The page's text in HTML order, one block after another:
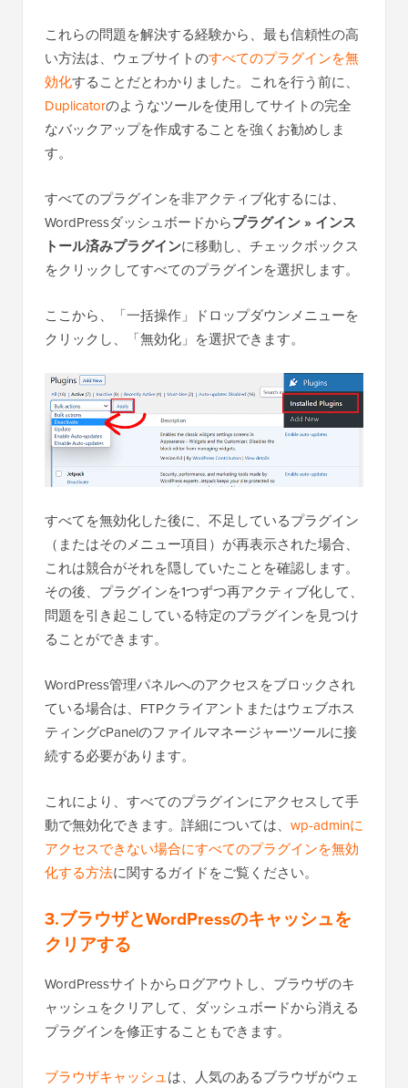
これらの問題を解決する経験から、最も信頼性の高
い方法は、ウェブサイトのすべてのプラグインを無
効化することだとわかりました。これを行う前に、
Duplicatorのようなツールを使用してサイトの完全
なバックアップを作成することを強くお勧めしま
す。
すべてのプラグインを非アクティブ化するには、
WordPressダッシュボードからプラグイン » インス
トール済みプラグインに移動し、チェックボックス
をクリックしてすべてのプラグインを選択します。
ここから、「一括操作」ドロップダウンメニューを
クリックし、「無効化」を選択できます。
すべてを無効化した後に、不足しているプラグイン
（またはそのメニュー項目）が再表示された場合、
これは競合がそれを隠していたことを確認します。
その後、プラグインを1つずつ再アクティブ化して、
問題を引き起こしている特定のプラグインを見つけ
ることができます。
WordPress管理パネルへのアクセスをブロックされ
ている場合は、FTPクライアントまたはウェブホス
ティングcPanelのファイルマネージャーツールに接
続する必要があります。
これにより、すべてのプラグインにアクセスして手
動で無効化できます。詳細については、 wp-adminに
アクセスできない場合にすべてのプラグインを無効
化する方法に関するガイドをご覧ください。
3.ブラウザとWordPressのキャッシュを
クリアする
WordPressサイトからログアウトし、ブラウザのキ
ャッシュをクリアして、ダッシュボードから消える
プラグインを修正することもできます。
ブラウザキャッシュは、人気のあるブラウザがウェ